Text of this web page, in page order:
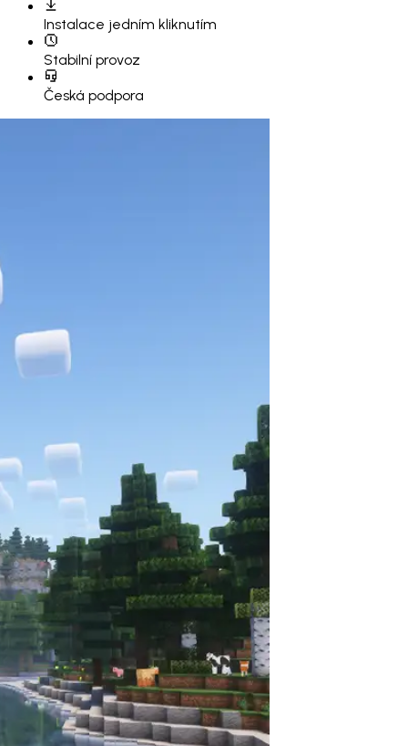
Instalace jedním kliknutím
Stabilní provoz
Česká podpora